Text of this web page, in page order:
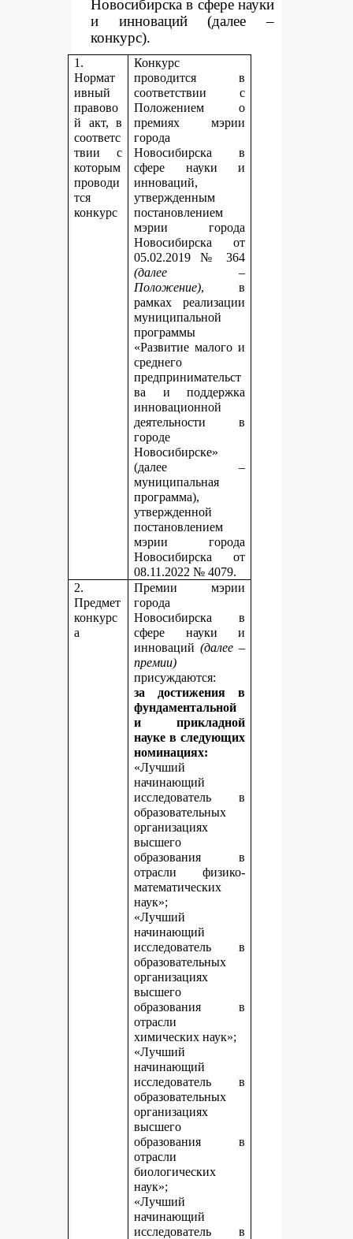
Новосибирска в сфере науки
и инноваций (далее –
конкурс).
1.
Нормат
ивный
правово
й акт, в
соответс
твии с
которым
проводи
тся
конкурс
Конкурс
проводится в
соответствии с
Положением о
премиях мэрии
города
Новосибирска в
сфере науки и
инноваций,
утвержденным
постановлением
мэрии города
Новосибирска от
05.02.2019 № 364
(далее –
Положение), в
рамках реализации
муниципальной
программы
«Развитие малого и
среднего
предпринимательст
ва и поддержка
инновационной
деятельности в
городе
Новосибирске»
(далее –
муниципальная
программа),
утвержденной
постановлением
мэрии города
Новосибирска от
08.11.2022 № 4079.
2.
Предмет
конкурс
а
Премии мэрии
города
Новосибирска в
сфере науки и
инноваций(далее –
премии)
присуждаются:
за достижения в
фундаментальной
и прикладной
наукев следующих
номинациях:
«Лучший
начинающий
исследователь в
образовательных
организациях
высшего
образования в
отрасли физико-
математических
наук»;
«Лучший
начинающий
исследователь в
образовательных
организациях
высшего
образования в
отрасли
химических наук»;
«Лучший
начинающий
исследователь в
образовательных
организациях
высшего
образования в
отрасли
биологических
наук»;
«Лучший
начинающий
исследователь в